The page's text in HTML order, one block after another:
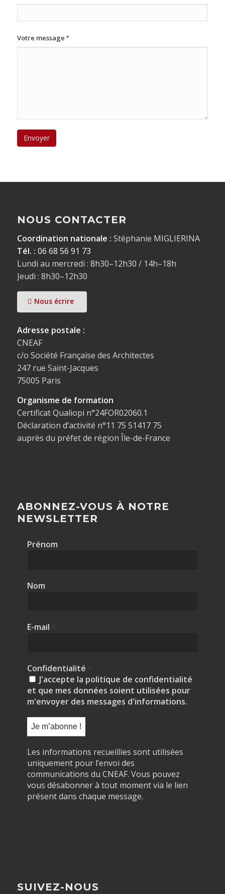
Votre message*
NOUS CONTACTER
Coordination nationale : Stéphanie MIGLIERINA
Tél. : 06 68 56 91 73
Lundi au mercredi : 8h30–12h30 / 14h–18h
Jeudi : 8h30–12h30
Nous écrire
Adresse postale :
CNEAF
c/o Société Française des Architectes
247 rue Saint-Jacques
75005 Paris
Organisme de formation
Certificat Qualiopi n°24FOR02060.1
Déclaration d’activité n°11 75 51417 75
auprès du préfet de région Île-de-France
ABONNEZ-VOUS À NOTRE
NEWSLETTER
Prénom
Nom
E-mail
Confidentialité
J'accepte la politique de confidentialité
et que mes données soient utilisées pour
m'envoyer des messages d'informations.
Les informations recueillies sont utilisées
uniquement pour l’envoi des
communications du CNEAF. Vous pouvez
vous désabonner à tout moment via le lien
présent dans chaque message.
SUIVEZ-NOUS